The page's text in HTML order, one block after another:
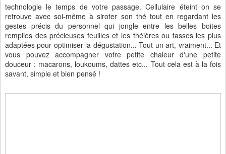
technologie le temps de votre passage. Cellulaire éteint on se
retrouve avec soi-même à siroter son thé tout en regardant les
gestes précis du personnel qui jongle entre les belles boites
remplies des précieuses feuilles et les théières ou tasses les plus
adaptées pour optimiser la dégustation... Tout un art, vraiment... Et
vous pouvez accompagner votre petite chaleur d'une petite
douceur : macarons, loukoums, dattes etc... Tout cela est à la fois
savant, simple et bien pensé !